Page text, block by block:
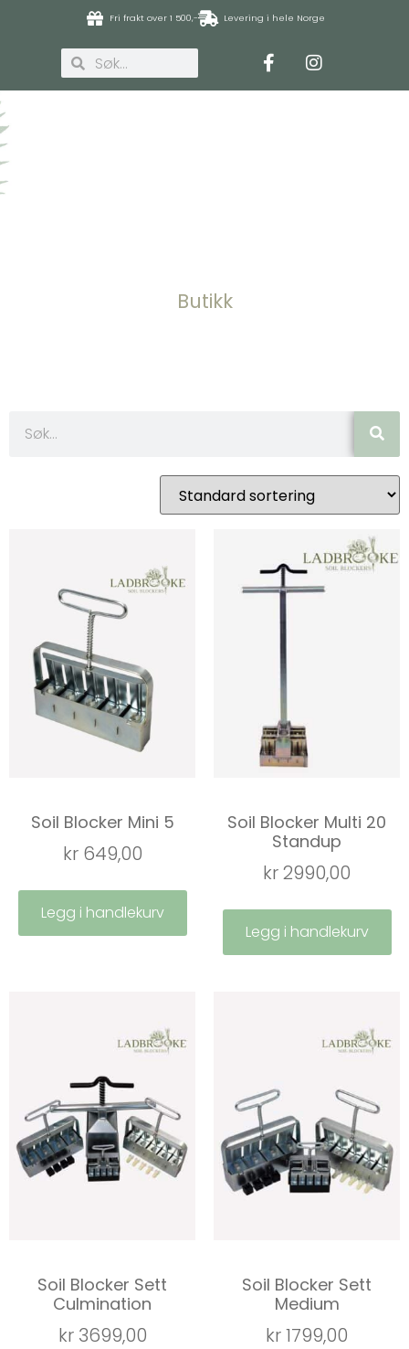
Fri frakt over 1 500,- Levering i hele Norge
Butikk
Soil Blocker Mini 5
kr649,00
Legg i handlekurv
Soil Blocker Multi 20
Standup
kr2990,00
Legg i handlekurv
Soil Blocker Sett
Culmination
kr3699,00
Soil Blocker Sett
Medium
kr1799,00